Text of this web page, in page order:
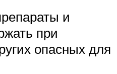
и
при
опасных для